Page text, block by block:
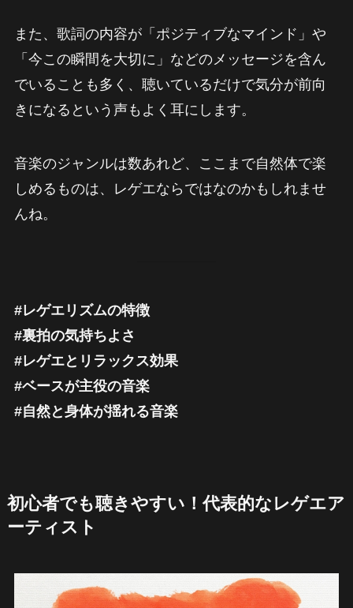
また、歌詞の内容が「ポジティブなマインド」や
「今この瞬間を大切に」などのメッセージを含ん
でいることも多く、聴いているだけで気分が前向
きになるという声もよく耳にします。
音楽のジャンルは数あれど、ここまで自然体で楽
しめるものは、レゲエならではなのかもしれませ
んね。
#レゲエリズムの特徴
#裏拍の気持ちよさ
#レゲエとリラックス効果
#ベースが主役の音楽
#自然と身体が揺れる音楽
初心者でも聴きやすい！代表的なレゲエア
ーティスト